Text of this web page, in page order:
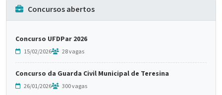
Concursos abertos
Concurso UFDPar 2026
15/02/2026 28 vagas
Concurso da Guarda Civil Municipal de Teresina
26/01/2026 300 vagas